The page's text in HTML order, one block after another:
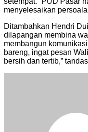
menyelesaikan
Ditambahkan Hendri
dilapangan membina
membangun
bareng, ingat pesan
bersih dan tertib,”